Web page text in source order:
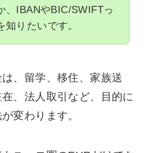
、IBANやBIC/SWIFTっ
知りたいです。
、留学、移住、家族送
、法人取引など、目的に
変わります。